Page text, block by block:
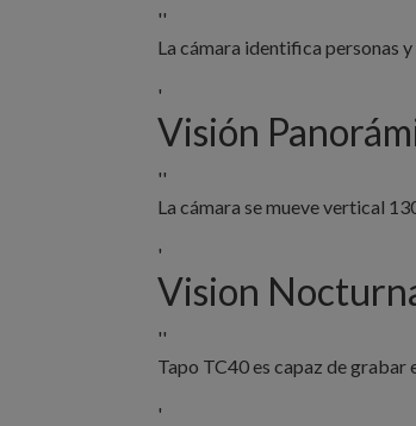
''
La cámara identifica personas
'
Visión
''
La cámara se mueve vertical
'
Vision
''
Tapo TC40 es capaz de grabar
'